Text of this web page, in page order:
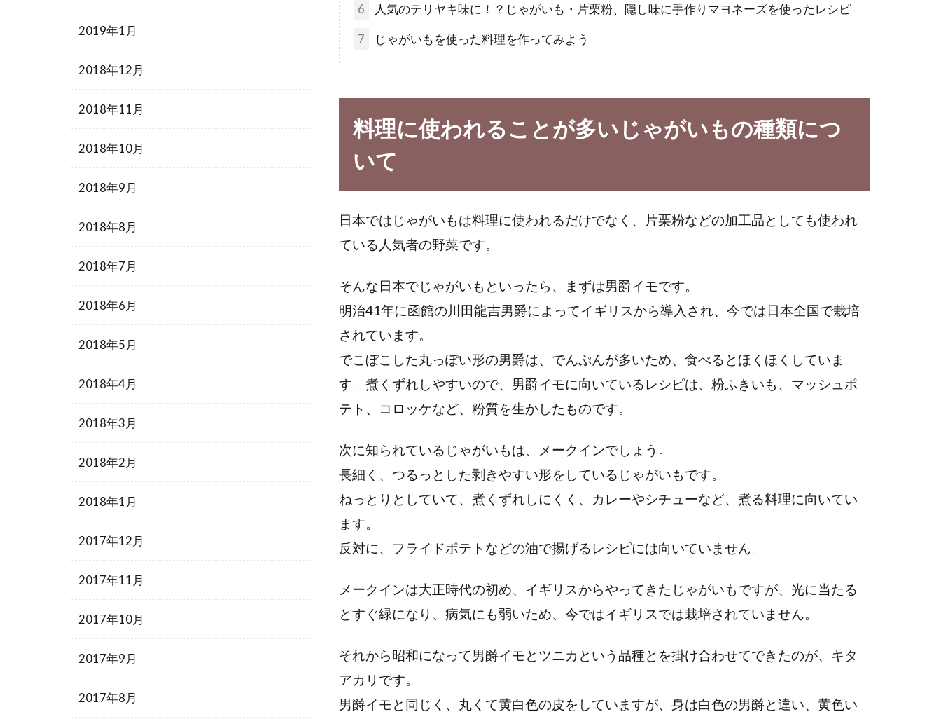
6 人気のテリヤキ味に！？じゃがいも・片栗粉、隠し味に手作りマヨネーズを使ったレシピ
7 じゃがいもを使った料理を作ってみよう
料理に使われることが多いじゃがいもの種類につ
いて
日本ではじゃがいもは料理に使われるだけでなく、片栗粉などの加工品としても使われ
ている人気者の野菜です。
そんな日本でじゃがいもといったら、まずは男爵イモです。
明治41年に函館の川田龍吉男爵によってイギリスから導入され、今では日本全国で栽培
されています。
でこぼこした丸っぽい形の男爵は、でんぷんが多いため、食べるとほくほくしていま
す。煮くずれしやすいので、男爵イモに向いているレシピは、粉ふきいも、マッシュポ
テト、コロッケなど、粉質を生かしたものです。
次に知られているじゃがいもは、メークインでしょう。
長細く、つるっとした剥きやすい形をしているじゃがいもです。
ねっとりとしていて、煮くずれしにくく、カレーやシチューなど、煮る料理に向いてい
ます。
反対に、フライドポテトなどの油で揚げるレシピには向いていません。
メークインは大正時代の初め、イギリスからやってきたじゃがいもですが、光に当たる
とすぐ緑になり、病気にも弱いため、今ではイギリスでは栽培されていません。
それから昭和になって男爵イモとツニカという品種とを掛け合わせてできたのが、キタ
アカリです。
男爵イモと同じく、丸くて黄白色の皮をしていますが、身は白色の男爵と違い、黄色い
2019年1月
2018年12月
2018年11月
2018年10月
2018年9月
2018年8月
2018年7月
2018年6月
2018年5月
2018年4月
2018年3月
2018年2月
2018年1月
2017年12月
2017年11月
2017年10月
2017年9月
2017年8月